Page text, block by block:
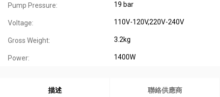
Pump Pressure: 19 bar
Voltage: 110V-120V,220V-240V
Gross Weight: 3.2kg
Power: 1400W
描述 聯絡供應商